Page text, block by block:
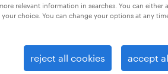
relevant information in searches. You can either
choice. You can change your options at any
reject all cookies accept